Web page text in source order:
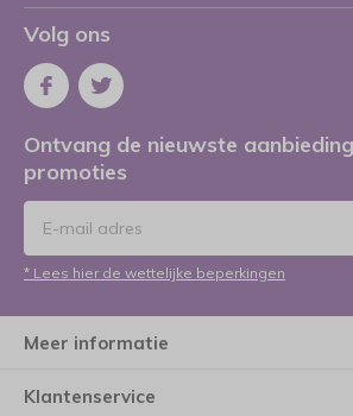
Volg ons
Ontvang de nieuwste
promoties
* Lees hier de wettelijke beperkingen
Meer informatie
Klantenservice